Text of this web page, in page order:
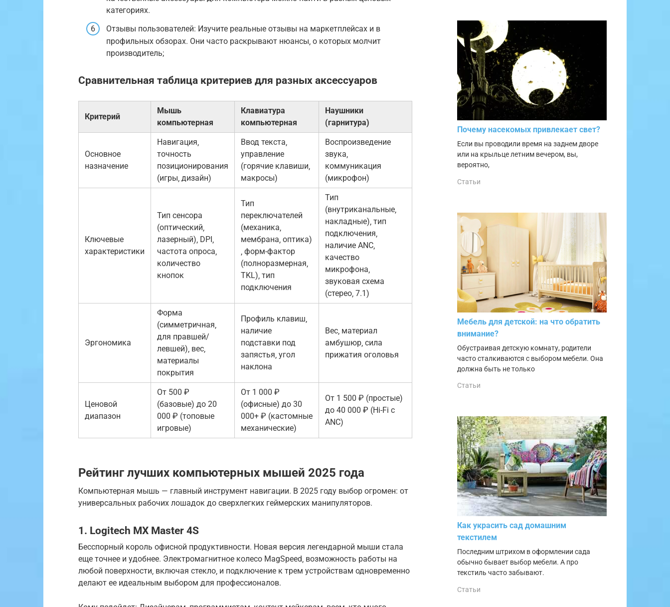
категориях.
Отзывы пользователей: Изучите реальные отзывы на маркетплейсах и в
профильных обзорах. Они часто раскрывают нюансы‚ о которых молчит
производитель;
Сравнительная таблица критериев для разных аксессуаров
Критерий
Мышь
компьютерная
Клавиатура
компьютерная
Наушники
(гарнитура)
Основное
назначение
Навигация‚
точность
позиционирования
(игры‚ дизайн)
Ввод текста‚
управление
(горячие клавиши‚
макросы)
Воспроизведение
звука‚
коммуникация
(микрофон)
Ключевые
характеристики
Тип сенсора
(оптический‚
лазерный)‚ DPI‚
частота опроса‚
количество
кнопок
Тип
переключателей
(механика‚
мембрана‚ оптика)
‚ форм-фактор
(полноразмерная‚
TKL)‚ тип
подключения
Тип
(внутриканальные‚
накладные)‚ тип
подключения‚
наличие ANC‚
качество
микрофона‚
звуковая схема
(стерео‚ 7.1)
Эргономика
Форма
(симметричная‚
для правшей/
левшей)‚ вес‚
материалы
покрытия
Профиль клавиш‚
наличие
подставки под
запястья‚ угол
наклона
Вес‚ материал
амбушюр‚ сила
прижатия оголовья
Ценовой
диапазон
От 500 ₽
(базовые) до 20
000 ₽ (топовые
игровые)
От 1 000 ₽
(офисные) до 30
000+ ₽ (кастомные
механические)
От 1 500 ₽ (простые)
до 40 000 ₽ (Hi-Fi с
ANC)
Рейтинг лучших компьютерных мышей 2025 года
Компьютерная мышь — главный инструмент навигации. В 2025 году выбор огромен: от
универсальных рабочих лошадок до сверхлегких геймерских манипуляторов.
1. Logitech MX Master 4S
Бесспорный король офисной продуктивности. Новая версия легендарной мыши стала
еще точнее и удобнее. Электромагнитное колесо MagSpeed‚ возможность работы на
любой поверхности‚ включая стекло‚ и подключение к трем устройствам одновременно
делают ее идеальным выбором для профессионалов.
Почему насекомых привлекает свет?
Если вы проводили время на заднем дворе
или на крыльце летним вечером, вы,
вероятно,
Статьи
Мебель для детской: на что обратить
внимание?
Обустраивая детскую комнату, родители
часто сталкиваются с выбором мебели. Она
должна быть не только
Статьи
Как украсить сад домашним
текстилем
Последним штрихом в оформлении сада
обычно бывает выбор мебели. А про
текстиль часто забывают.
Статьи